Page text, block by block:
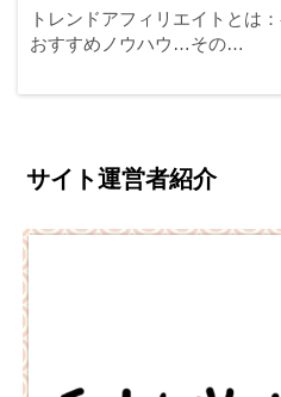
トレンドアフィリエイトとは
おすすめノウハウ…その…
サイト運営者紹介